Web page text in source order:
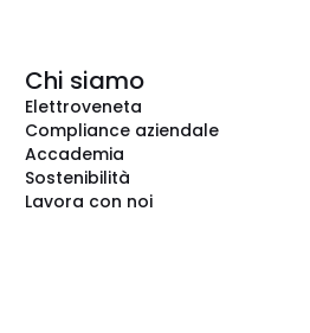
Chi siamo
Elettroveneta
Compliance aziendale
Accademia
Sostenibilità
Lavora con noi